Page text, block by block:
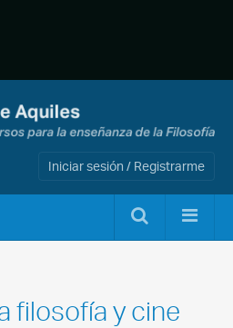
Iniciar sesión / Registrarme
filosofía y cine